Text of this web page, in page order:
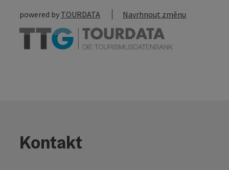
powered by TOURDATA Navrhnout změnu
Kontakt